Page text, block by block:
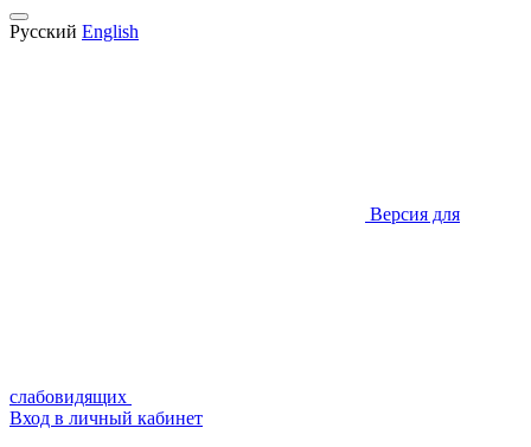
Русский English
Версия для
слабовидящих
Вход в личный кабинет